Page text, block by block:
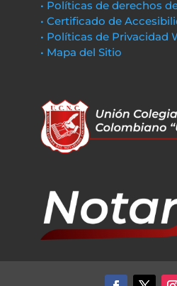
• Políticas de derechos
• Certificado de
• Políticas de Privacidad
• Mapa del Sitio